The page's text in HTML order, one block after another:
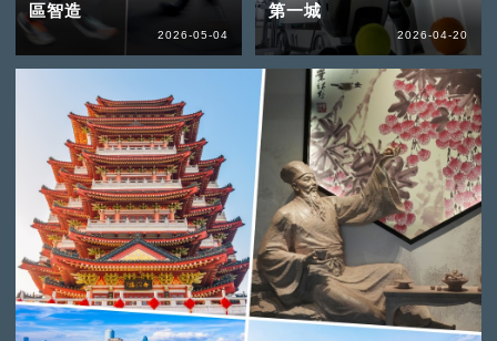
區智造
2026-05-04
第一城
2026-04-20